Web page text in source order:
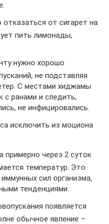
от сигарет на
пить лимонады,
нужно хорошо
не подставляя
С местами хиджамы
с ранами и следить,
не инфицировались.
исключить из моциона
примерно через 2 суток
температур. Это
сил организма,
тенденциями.
появляется
обычное явление –